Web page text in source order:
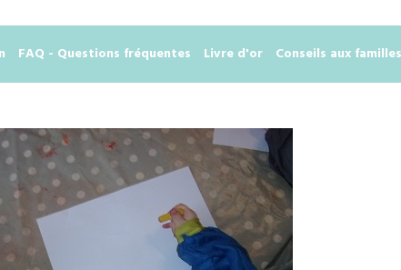
FAQ - Questions fréquentes Livre d'or Conseils aux familles